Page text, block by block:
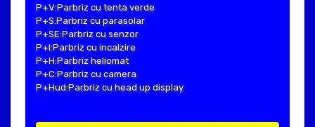
P+V:Parbriz cu tenta verde
P+S:Parbriz cu parasolar
P+SE:Parbriz cu senzor
P+I:Parbriz cu incalzire
P+H:Parbriz heliomat
P+C:Parbriz cu camera
P+Hud:Parbriz cu head up display